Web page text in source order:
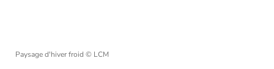
Paysage d'hiver froid © LCM